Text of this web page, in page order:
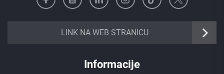
LINK NA WEB STRANICU
https://senangbz.en.alibaba.com
Informacije